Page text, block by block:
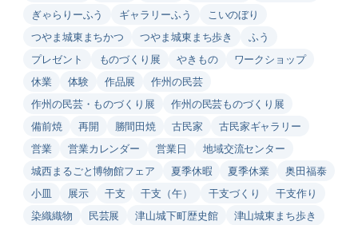
ぎゃらりーふう
ギャラリーふう
こいのぼり
つやま城東まちかつ
つやま城東まち歩き
ふう
プレゼント
ものづくり展 やきもの
ワークショップ
休業
体験 作品展
作州の民芸
作州の民芸・ものづくり展
作州の民芸ものづくり展
備前焼
再開 勝間田焼 古民家
古民家ギャラリー
営業
営業カレンダー 営業日
地域交流センター
城西まるごと博物館フェア
夏季休暇 夏季休業
奥田福泰
小皿
展示 干支 干支（午） 干支づくり
干支作り
染織織物
民芸展 津山城下町歴史館
津山城東まち歩き